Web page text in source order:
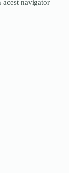
acest navigator